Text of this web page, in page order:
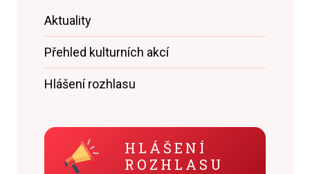
Aktuality
Přehled kulturních akcí
Hlášení rozhlasu
HLÁŠENÍ
ROZHLASU